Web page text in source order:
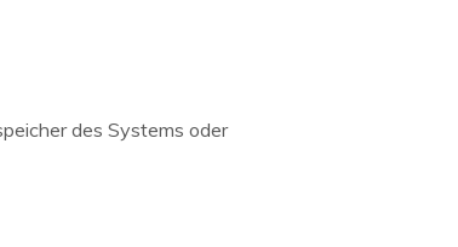
des Systems oder